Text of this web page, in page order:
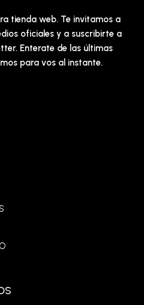
tienda web. Te invitamos a
oficiales y a suscribirte a
Enterate de las últimas
para vos al instante.